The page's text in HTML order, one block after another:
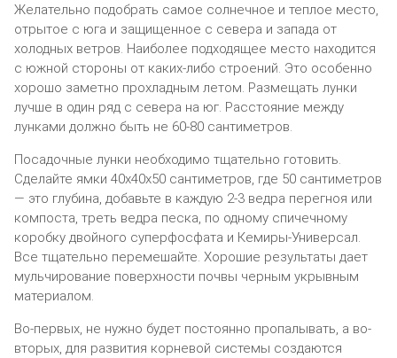
Желательно подобрать самое солнечное и теплое место,
отрытое с юга и защищенное с севера и запада от
холодных ветров. Наиболее подходящее место находится
с южной стороны от каких-либо строений. Это особенно
хорошо заметно прохладным летом. Размещать лунки
лучше в один ряд с севера на юг. Расстояние между
лунками должно быть не 60-80 сантиметров.
Посадочные лунки необходимо тщательно готовить.
Сделайте ямки 40х40х50 сантиметров, где 50 сантиметров
— это глубина, добавьте в каждую 2-3 ведра перегноя или
компоста, треть ведра песка, по одному спичечному
коробку двойного суперфосфата и Кемиры-Универсал.
Все тщательно перемешайте. Хорошие результаты дает
мульчирование поверхности почвы черным укрывным
материалом.
Во-первых, не нужно будет постоянно пропалывать, а во-
вторых, для развития корневой системы создаются